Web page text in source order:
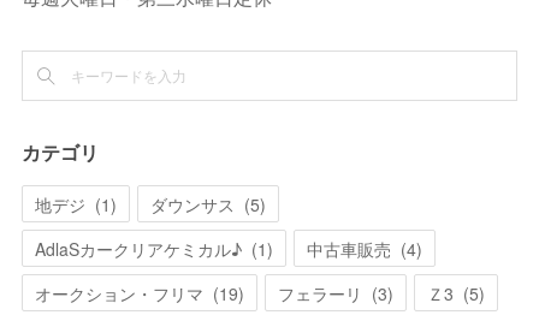
カテゴリ
地デジ (1) ダウンサス (5)
AdlaSカークリアケミカル♪ (1) 中古車販売 (4)
オークション・フリマ (19) フェラーリ (3) Ｚ3 (5)